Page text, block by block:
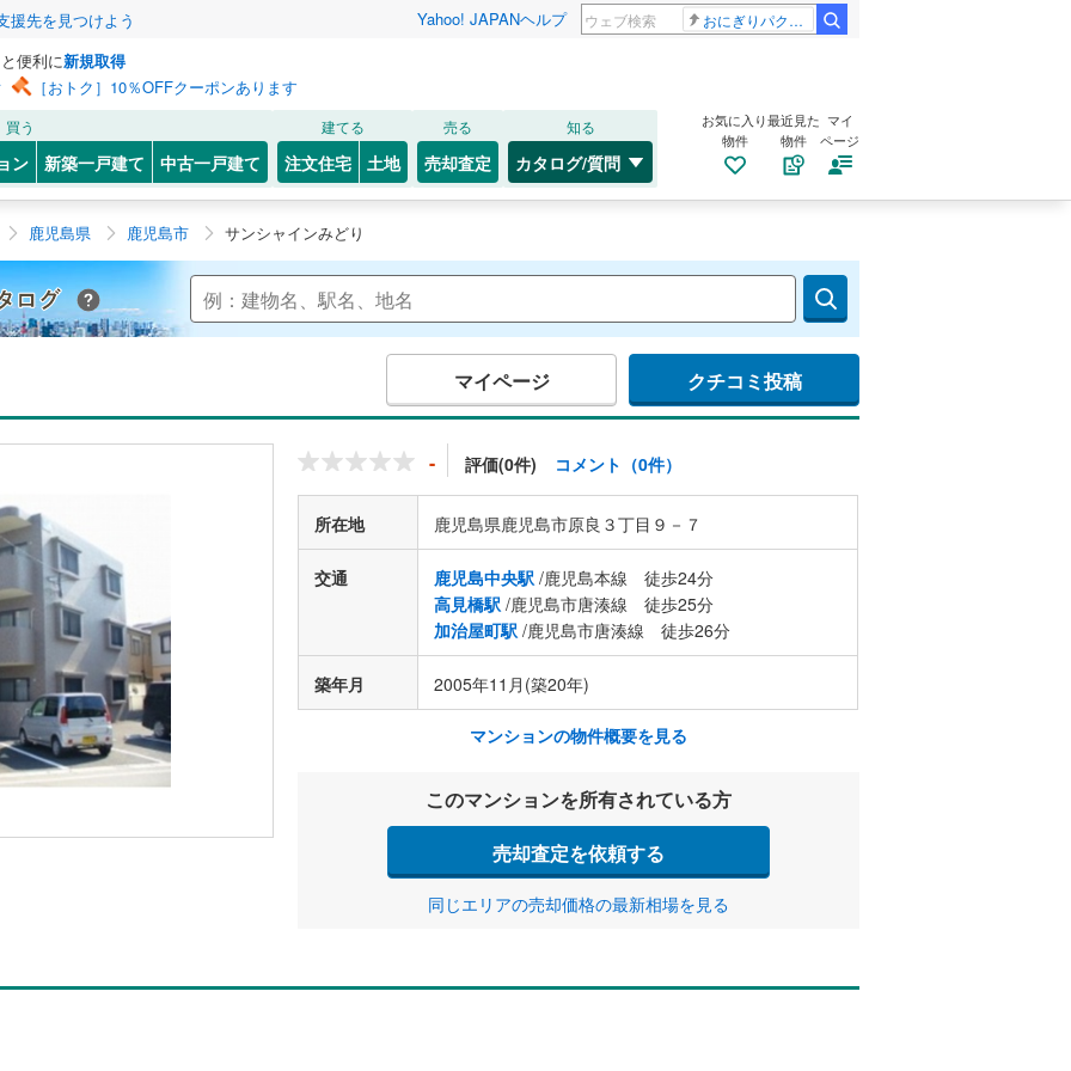
援先を見つけよう Yahoo! JAPANヘルプ おにぎりパクパク
便利に新規取得
［おトク］10％OFFクーポンあります
買う
ン 新築一戸建て 中古一戸建て
建てる
注文住宅 土地
売る
売却査定
知る
カタログ/質問
お気に入り
物件
最近見た
物件
マイ
ページ
鹿児島県 鹿児島市 サンシャインみどり
Yahoo!不動産 マンションカタログ
マイページ クチコミ投稿
- 評価(0件) コメント（0件）
所在地 鹿児島県鹿児島市原良３丁目９－７
交通 鹿児島中央駅 /鹿児島本線 徒歩24分
高見橋駅 /鹿児島市唐湊線 徒歩25分
加治屋町駅 /鹿児島市唐湊線 徒歩26分
築年月 2005年11月(築20年)
マンションの物件概要を見る
このマンションを所有されている方
売却査定を依頼する
同じエリアの売却価格の最新相場を見る